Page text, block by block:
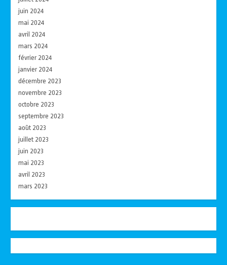
juin 2024
mai 2024
avril 2024
mars 2024
février 2024
janvier 2024
décembre 2023
novembre 2023
octobre 2023
septembre 2023
août 2023
juillet 2023
juin 2023
mai 2023
avril 2023
mars 2023